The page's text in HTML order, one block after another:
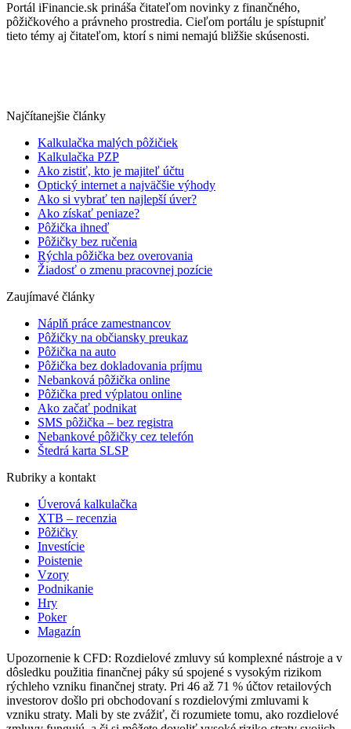
Portál iFinancie.sk prináša čitateľom novinky z finančného,
pôžičkového a právneho prostredia. Cieľom portálu je spístupniť
tieto témy aj čitateľom, ktorí s nimi nemajú bližšie skúsenosti.
Najčítanejšie články
Kalkulačka malých pôžičiek
Kalkulačka PZP
Ako zistiť, kto je majiteľ účtu
Optický internet a najväčšie výhody
Ako si vybrať ten najlepší úver?
Ako získať peniaze?
Pôžička ihneď
Pôžičky bez ručenia
Rýchla pôžička bez overovania
Žiadosť o zmenu pracovnej pozície
Zaujímavé články
Náplň práce zamestnancov
Pôžičky na občiansky preukaz
Pôžička na auto
Pôžička bez dokladovania príjmu
Nebanková pôžička online
Pôžička pred výplatou online
Ako začať podnikat
SMS pôžička – bez registra
Nebankové pôžičky cez telefón
Štedrá karta SLSP
Rubriky a kontakt
Úverová kalkulačka
XTB – recenzia
Pôžičky
Investície
Poistenie
Vzory
Podnikanie
Hry
Poker
Magazín
Upozornenie k CFD: Rozdielové zmluvy sú komplexné nástroje a v
dôsledku použitia finančnej páky sú spojené s vysokým rizikom
rýchleho vzniku finančnej straty. Pri 46 až 71 % účtov retailových
investorov došlo pri obchodovaní s rozdielovými zmluvami k
vzniku straty. Mali by ste zvážiť, či rozumiete tomu, ako rozdielové